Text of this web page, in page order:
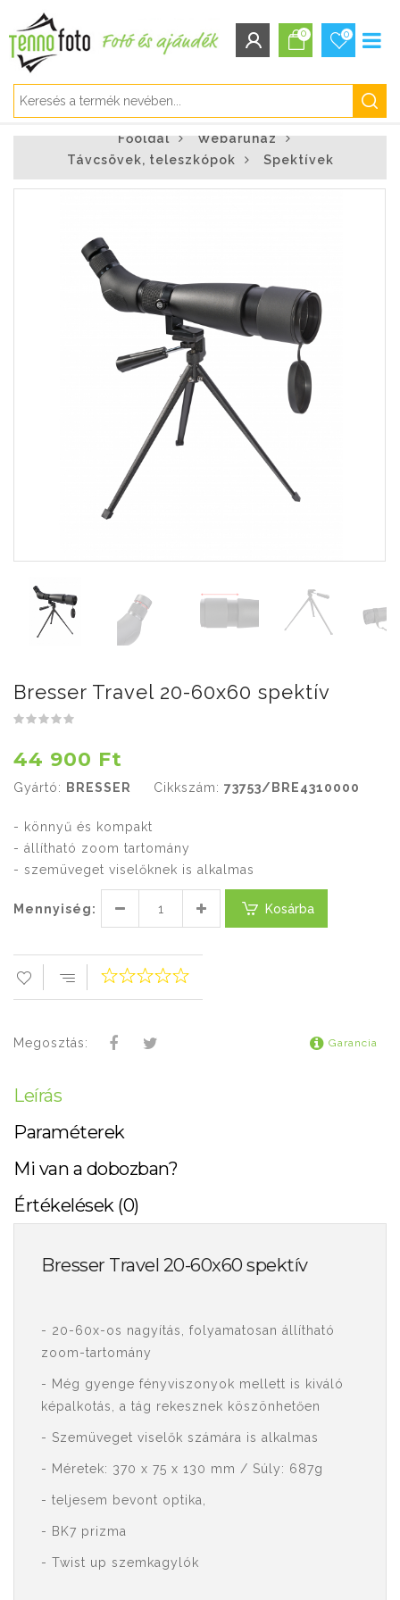
Regisztráció
Elfelejtett jelszó
0 0
Főoldal
Webáruház
Távcsövek, teleszkópok
Spektívek
Bresser Travel 20-60x60 spektív
44 900 Ft
Gyártó: BRESSER Cikkszám: 73753/BRE4310000
- könnyű és kompakt
- állítható zoom tartomány
- szemüveget viselőknek is alkalmas
Mennyiség: Kosárba
Megosztás: Garancia
Leírás
Paraméterek
Mi van a dobozban?
Értékelések (0)
Bresser Travel 20-60x60 spektív
- 20-60x-os nagyítás, folyamatosan állítható
zoom-tartomány
- Még gyenge fényviszonyok mellett is kiváló
képalkotás, a tág rekesznek köszönhetően
- Szemüveget viselők számára is alkalmas
- Méretek: 370 x 75 x 130 mm / Súly: 687g
- teljesem bevont optika,
- BK7 prizma
- Twist up szemkagylók